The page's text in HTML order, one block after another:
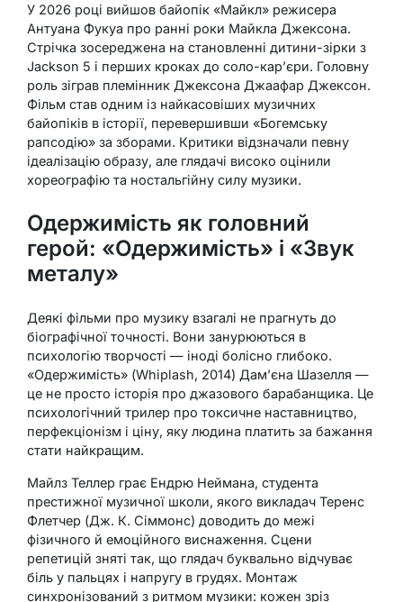
У 2026 році вийшов байопік «Майкл» режисера
Антуана Фукуа про ранні роки Майкла Джексона.
Стрічка зосереджена на становленні дитини-зірки з
Jackson 5 і перших кроках до соло-кар’єри. Головну
роль зіграв племінник Джексона Джаафар Джексон.
Фільм став одним із найкасовіших музичних
байопіків в історії, перевершивши «Богемську
рапсодію» за зборами. Критики відзначали певну
ідеалізацію образу, але глядачі високо оцінили
хореографію та ностальгійну силу музики.
Одержимість як головний
герой: «Одержимість» і «Звук
металу»
Деякі фільми про музику взагалі не прагнуть до
біографічної точності. Вони занурюються в
психологію творчості — іноді болісно глибоко.
«Одержимість» (Whiplash, 2014) Дам’єна Шазелля —
це не просто історія про джазового барабанщика. Це
психологічний трилер про токсичне наставництво,
перфекціонізм і ціну, яку людина платить за бажання
стати найкращим.
Майлз Теллер грає Ендрю Неймана, студента
престижної музичної школи, якого викладач Теренс
Флетчер (Дж. К. Сіммонс) доводить до межі
фізичного й емоційного виснаження. Сцени
репетицій зняті так, що глядач буквально відчуває
біль у пальцях і напругу в грудях. Монтаж
синхронізований з ритмом музики: кожен зріз